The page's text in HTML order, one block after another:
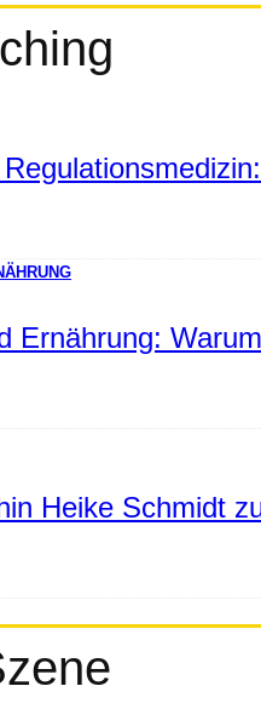
Ernährung:
Heike Schmidt